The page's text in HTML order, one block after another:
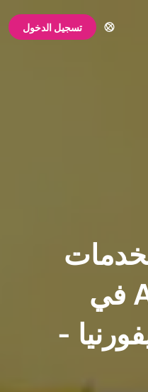
تسجيل الدخول
-